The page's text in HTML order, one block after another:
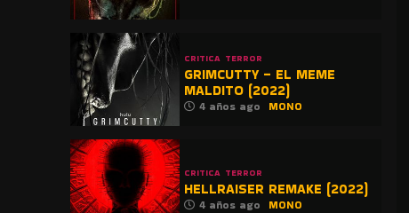
CRITICA TERROR
GRIMCUTTY – EL MEME
MALDITO (2022)
4 años ago MONO
CRITICA TERROR
HELLRAISER REMAKE (2022)
4 años ago MONO